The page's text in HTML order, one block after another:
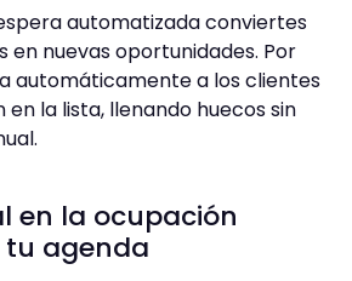
automatizada conviertes
en nuevas oportunidades. Por
automáticamente a los clientes
la lista, llenando huecos sin
en la ocupación
agenda